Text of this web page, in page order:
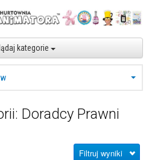
kategorie
Doradcy Prawni
Filtruj wyniki